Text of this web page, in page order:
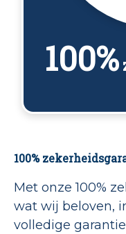
100%
100%
Met onze 100%
wat wij beloven,
volledige